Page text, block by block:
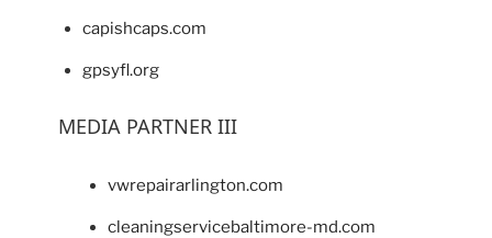
capishcaps.com
gpsyfl.org
MEDIA PARTNER III
vwrepairarlington.com
cleaningservicebaltimore-md.com